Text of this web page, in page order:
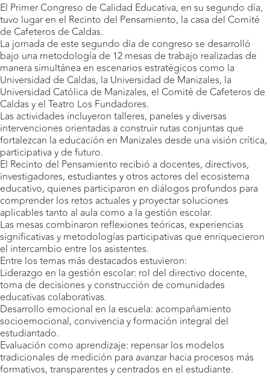
El Primer Congreso de Calidad Educativa, en su segundo día,
tuvo lugar en el Recinto del Pensamiento, la casa del Comité
de Cafeteros de Caldas.
La jornada de este segundo día de congreso se desarrolló
bajo una metodología de 12 mesas de trabajo realizadas de
manera simultánea en escenarios estratégicos como la
Universidad de Caldas, la Universidad de Manizales, la
Universidad Católica de Manizales, el Comité de Cafeteros de
Caldas y el Teatro Los Fundadores.
Las actividades incluyeron talleres, paneles y diversas
intervenciones orientadas a construir rutas conjuntas que
fortalezcan la educación en Manizales desde una visión crítica,
participativa y de futuro.
El Recinto del Pensamiento recibió a docentes, directivos,
investigadores, estudiantes y otros actores del ecosistema
educativo, quienes participaron en diálogos profundos para
comprender los retos actuales y proyectar soluciones
aplicables tanto al aula como a la gestión escolar.
Las mesas combinaron reflexiones teóricas, experiencias
significativas y metodologías participativas que enriquecieron
el intercambio entre los asistentes.
Entre los temas más destacados estuvieron:
Liderazgo en la gestión escolar: rol del directivo docente,
toma de decisiones y construcción de comunidades
educativas colaborativas.
Desarrollo emocional en la escuela: acompañamiento
socioemocional, convivencia y formación integral del
estudiantado.
Evaluación como aprendizaje: repensar los modelos
tradicionales de medición para avanzar hacia procesos más
formativos, transparentes y centrados en el estudiante.